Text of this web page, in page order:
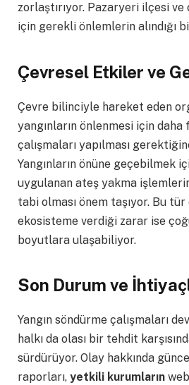
zorlaştırıyor. Pazaryeri ilçesi
için gerekli önlemlerin alındığı
Çevresel Etkiler ve
Çevre bilinciyle hareket eden
yangınların önlenmesi için
çalışmaları yapılması
Yangınların önüne geçebilmek
uygulanan ateş yakma
tabi olması önem taşıyor. Bu tür
ekosisteme verdiği zarar ise
boyutlara ulaşabiliyor.
Son Durum ve
Yangın söndürme çalışmaları
halkı da olası bir tehdit
sürdürüyor. Olay hakkında
raporları, yetkili kurumların